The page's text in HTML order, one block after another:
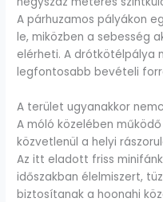
A párhuzamos pályákon
le, miközben a sebesség
elérheti. A drótkötélpálya
legfontosabb bevételi
A terület ugyanakkor
A móló közelében működő
közvetlenül a helyi
Az itt eladott friss
időszakban élelmiszert,
biztosítanak a hoonahi